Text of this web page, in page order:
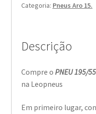
Categoria: Pneus Aro 15.
Descrição
Compre o PNEU 195/
na Leopneus
Em primeiro lugar,